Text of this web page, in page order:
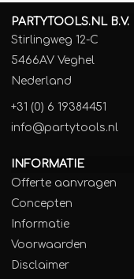
PARTYTOOLS.NL B.V.
Stirlingweg 12-C
5466AV Veghel
Nederland
+31 (0) 6 19384451
info@partytools.nl
INFORMATIE
Offerte aanvragen
Concepten
Informatie
Voorwaarden
Disclaimer